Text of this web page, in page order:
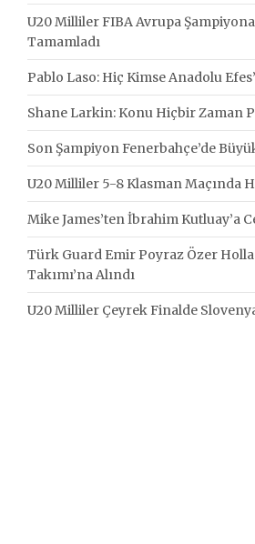
U20 Milliler FIBA Avrupa
Tamamladı
Pablo Laso: Hiç Kimse Anadolu
Shane Larkin: Konu Hiçbir Zaman
Son Şampiyon Fenerbahçe’de
U20 Milliler 5-8 Klasman Maçında
Mike James’ten İbrahim Kutluay’a
Türk Guard Emir Poyraz Özer
Takımı’na Alındı
U20 Milliler Çeyrek Finalde